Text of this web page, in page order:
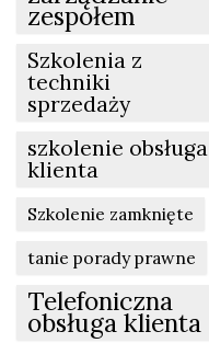
zespołem
Szkolenia z
techniki
sprzedaży
szkolenie obsługa
klienta
Szkolenie zamknięte
tanie porady prawne
Telefoniczna
obsługa klienta